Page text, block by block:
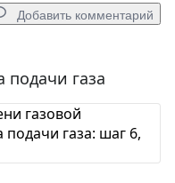
Добавить комментарий
подачи газа